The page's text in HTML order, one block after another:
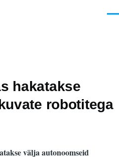
hakatakse
robotitega
välja autonoomseid